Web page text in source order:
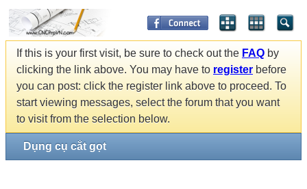
If this is your first visit, be sure to check out the FAQ by
clicking the link above. You may have to register before
you can post: click the register link above to proceed. To
start viewing messages, select the forum that you want
to visit from the selection below.
Dụng cụ cắt gọt